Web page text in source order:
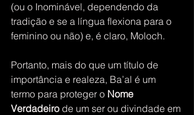
(ou o Inominável, dependendo da
tradição e se a língua flexiona para o
feminino ou não) e, é claro, Moloch.
Portanto, mais do que um título de
importância e realeza, Ba’al é um
termo para proteger o Nome
Verdadeiro de um ser ou divindade em